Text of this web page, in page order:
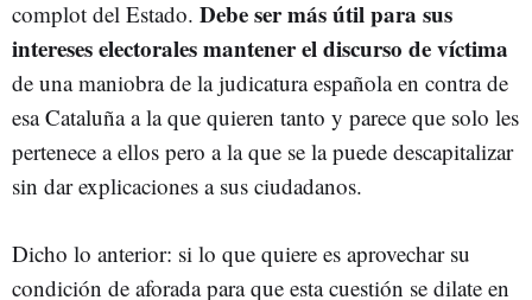
complot del Estado. Debe ser más útil para sus
intereses electorales mantener el discurso de víctima
de una maniobra de la judicatura española en contra de
esa Cataluña a la que quieren tanto y parece que solo les
pertenece a ellos pero a la que se la puede descapitalizar
sin dar explicaciones a sus ciudadanos.
Dicho lo anterior: si lo que quiere es aprovechar su
condición de aforada para que esta cuestión se dilate en